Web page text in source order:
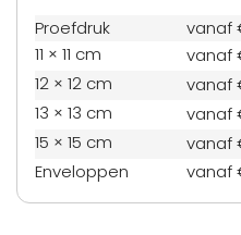
Proefdruk
vanaf
11 × 11 cm
vanaf
12 × 12 cm
vanaf
13 × 13 cm
vanaf
15 × 15 cm
vanaf
Enveloppen
vanaf